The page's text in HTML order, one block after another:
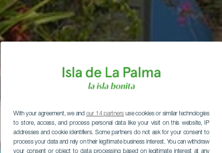
With your agreement, we and our 14 partners use cookies or similar technologies
to store, access, and process personal data like your visit on this website, IP
addresses and cookie identifiers. Some partners do not ask for your consent to
process your data and rely on their legitimate business interest. You can withdraw
your consent or object to data processing based on legitimate interest at any